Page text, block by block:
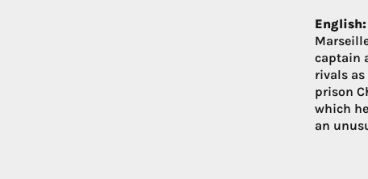
English:
captain
rivals
prison
which
an